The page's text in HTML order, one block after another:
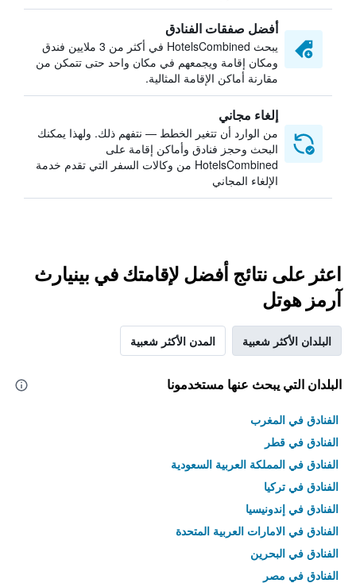
أفضل صفقات الفنادق
يبحث HotelsCombined في أكثر من 3 ملايين فندق
ومكان إقامة ويجمعهم في مكان واحد حتى تتمكن من
مقارنة أماكن الإقامة المثالية.
إلغاء مجاني
من الوارد أن تتغير الخطط — نتفهم ذلك. ولهذا يمكنك
البحث وحجز فنادق وأماكن إقامة على
HotelsCombined من وكالات السفر التي تقدم خدمة
الإلغاء المجاني
اعثر على نتائج أفضل لإقامتك في بينيارث
آرمز هوتل
البلدان الأكثر شعبية المدن الأكثر شعبية
البلدان التي يبحث عنها مستخدمونا
الفنادق في المغرب
الفنادق في قطر
الفنادق في المملكة العربية السعودية
الفنادق في تركيا
الفنادق في إندونيسيا
الفنادق في الامارات العربية المتحدة
الفنادق في البحرين
الفنادق في مصر